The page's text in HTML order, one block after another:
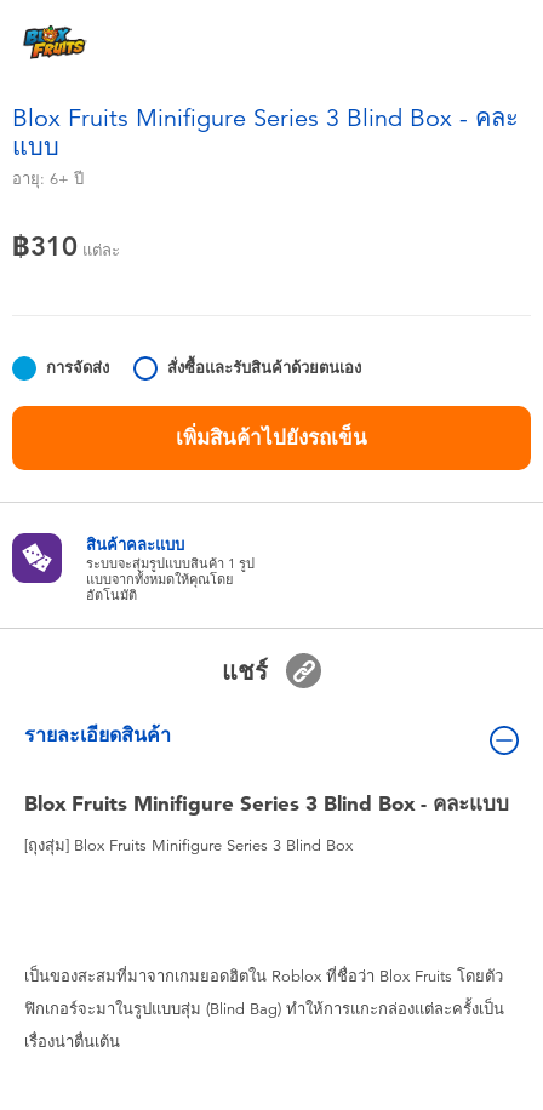
แบตเตอรี่
Nintendo Switch
ตัวละครเพี่อการสะสม
แกดเจ็ต
Blox Fruits Minifigure Series 3 Blind Box - คละ
แบบ
อายุ: 6+ ปี
฿310 แต่ละ
การจัดส่ง สั่งซื้อและรับสินค้าด้วยตนเอง
เพิ่มสินค้าไปยังรถเข็น
สินค้าคละแบบ
ระบบจะสุ่มรูปแบบสินค้า 1 รูป
แบบจากทั้งหมดให้คุณโดย
อัตโนมัติ
แชร์
รายละเอียดสินค้า
Blox Fruits Minifigure Series 3 Blind Box - คละแบบ
[ถุงสุ่ม] Blox Fruits Minifigure Series 3 Blind Box
เป็นของสะสมที่มาจากเกมยอดฮิตใน Roblox ที่ชื่อว่า Blox Fruits โดยตัว
ฟิกเกอร์จะมาในรูปแบบสุ่ม (Blind Bag) ทำให้การแกะกล่องแต่ละครั้งเป็น
เรื่องน่าตื่นเต้น